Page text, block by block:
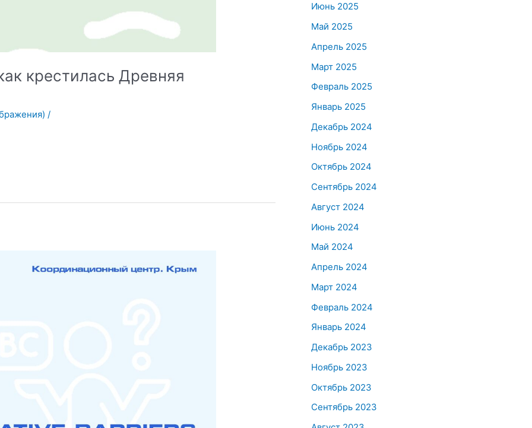
крестилась Древняя
/
Июнь 2025
Май 2025
Апрель 2025
Март 2025
Февраль 2025
Январь 2025
Декабрь 2024
Ноябрь 2024
Октябрь 2024
Сентябрь 2024
Август 2024
Июнь 2024
Май 2024
Апрель 2024
Март 2024
Февраль 2024
Январь 2024
Декабрь 2023
Ноябрь 2023
Октябрь 2023
Сентябрь 2023